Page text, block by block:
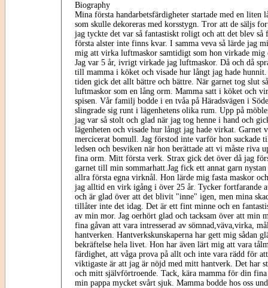
Biography
Mina första handarbetsfärdigheter startade med en liten
som skulle dekoreras med korsstygn. Tror att de säljs
jag tyckte det var så fantastiskt roligt och att det blev så
första alster inte finns kvar. I samma veva så lärde jag
mig att virka luftmaskor samtidigt som hon virkade mig
Jag var 5 år, ivrigt virkade jag luftmaskor. Då och då
till mamma i köket och visade hur långt jag hade
tiden gick det allt bättre och bättre. När garnet tog slut
luftmaskor som en lång orm. Mamma satt i köket och
spisen. Vår familj bodde i en tvåa på Häradsvägen i
slingrade sig runt i lägenhetens olika rum. Upp på
jag var så stolt och glad när jag tog henne i hand och
lägenheten och visade hur långt jag hade virkat. Garnet
mercicerat bomull. Jag förstod inte varför hon suckade
ledsen och besviken när hon berättade att vi måste riva
fina orm. Mitt första verk. Strax gick det över då jag
garnet till min sommarhatt.Jag fick ett annat garn
allra första egna virknål. Hon lärde mig fasta maskor
jag alltid en virk igång i över 25 år. Tycker fortfarande
och är glad över att det blivit "inne" igen, men mina
tillåter inte det idag. Det är ett fint minne och en
av min mor. Jag oerhört glad och tacksam över att min
fina gåvan att vara intresserad av sömnad,väva,virka,
hantverken. Hantverkskunskaperna har gett mig sådan
bekräftelse hela livet. Hon har även lärt mig att vara
färdighet, att våga prova på allt och inte vara rädd för
viktigaste är att jag är nöjd med mitt hantverk. Det har
och mitt självförtroende. Tack, kära mamma för din fina
min pappa mycket svårt sjuk. Mamma bodde hos oss